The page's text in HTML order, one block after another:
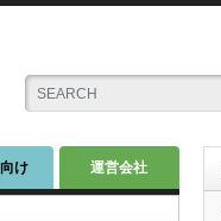
け 運営会社